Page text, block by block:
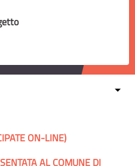
ON-LINE)
AL COMUNE DI